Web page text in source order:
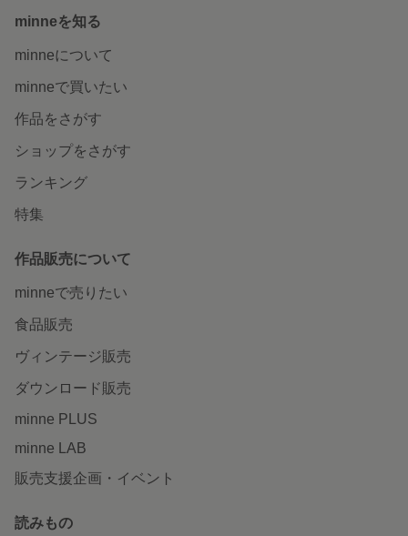
minneを知る
minneについて
minneで買いたい
作品をさがす
ショップをさがす
ランキング
特集
作品販売について
minneで売りたい
食品販売
ヴィンテージ販売
ダウンロード販売
minne PLUS
minne LAB
販売支援企画・イベント
読みもの